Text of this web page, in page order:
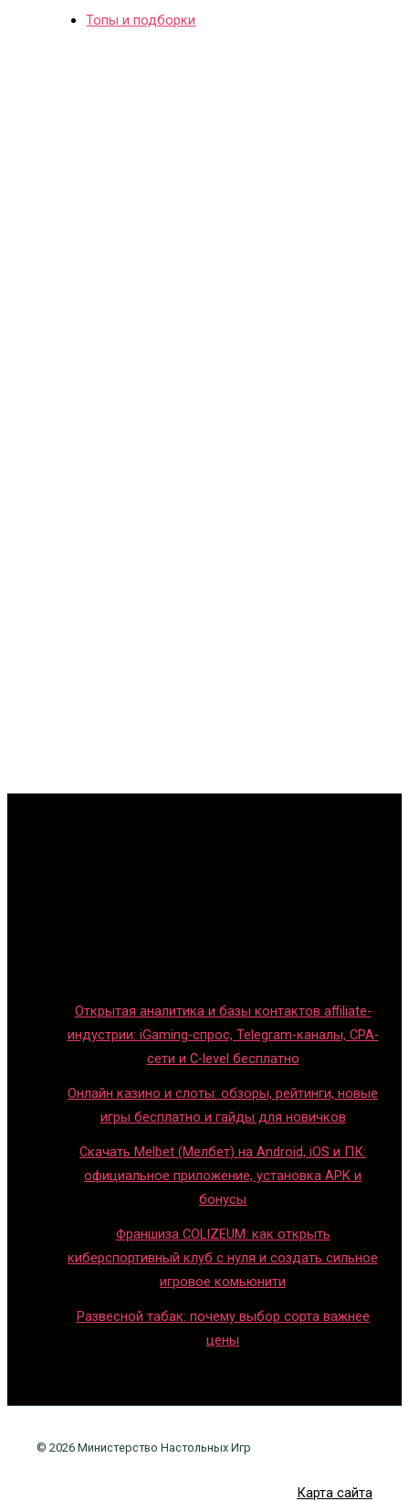
Топы и подборки
Открытая аналитика и базы контактов affiliate-
индустрии: iGaming-спрос, Telegram-каналы, CPA-
сети и C-level бесплатно
Онлайн казино и слоты: обзоры, рейтинги, новые
игры бесплатно и гайды для новичков
Скачать Melbet (Мелбет) на Android, iOS и ПК:
официальное приложение, установка APK и
бонусы
Франшиза COLIZEUM: как открыть
киберспортивный клуб с нуля и создать сильное
игровое комьюнити
Развесной табак: почему выбор сорта важнее
цены
© 2026 Министерство Настольных Игр
Карта сайта